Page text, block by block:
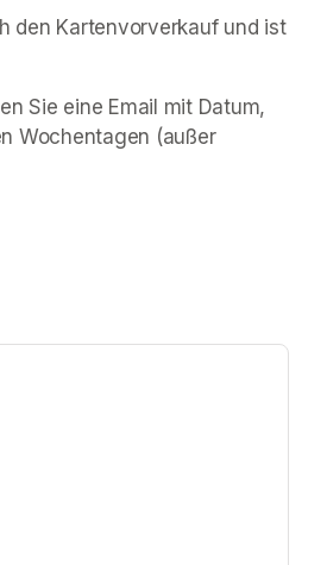
den Kartenvorverkauf und ist
Sie eine Email mit Datum,
Wochentagen (außer